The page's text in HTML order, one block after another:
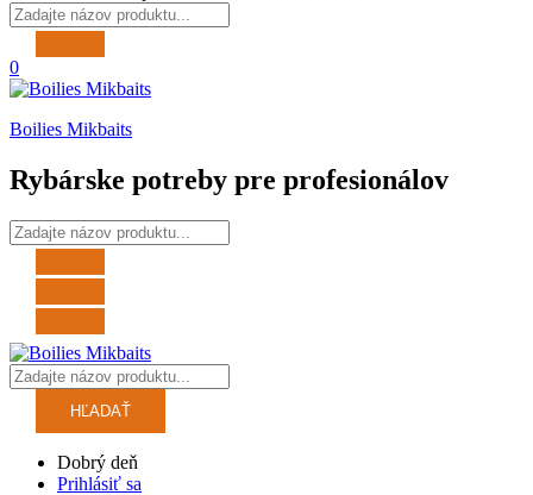
0
Boilies Mikbaits
Rybárske potreby pre profesionálov
HĽADAŤ
Dobrý deň
Prihlásiť sa